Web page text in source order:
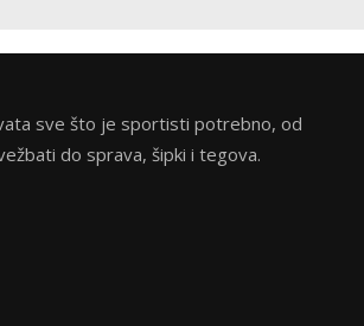
sve što je sportisti potrebno, od
do sprava, šipki i tegova.